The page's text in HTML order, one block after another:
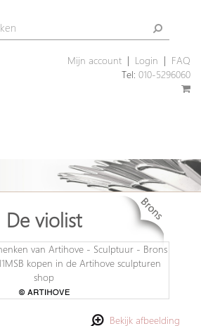
Mijn account| Login
FAQ
Tel: 010-5296060
De violist
Bekijk afbeelding